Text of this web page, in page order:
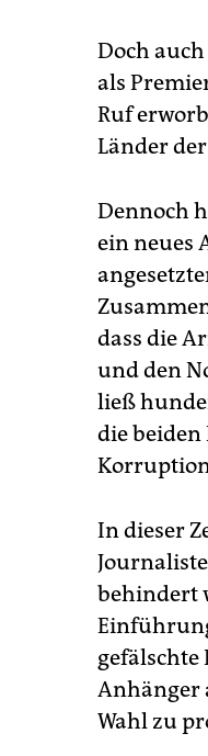
Doch
als
Ruf
Länder
Dennoch
ein neues
dass die
und den
ließ
die
In dieser
behindert
gefälschte
Anhänger
Wahl zu